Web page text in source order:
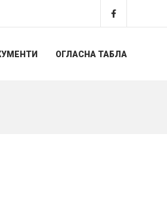
ОГЛАСНА ТАБЛА